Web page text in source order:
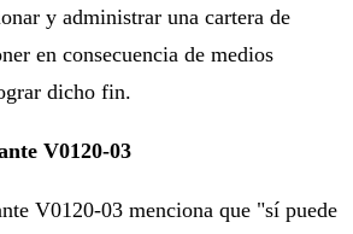
y administrar una cartera de
en consecuencia de medios
dicho fin.
V0120-03
V0120-03 menciona que "sí puede